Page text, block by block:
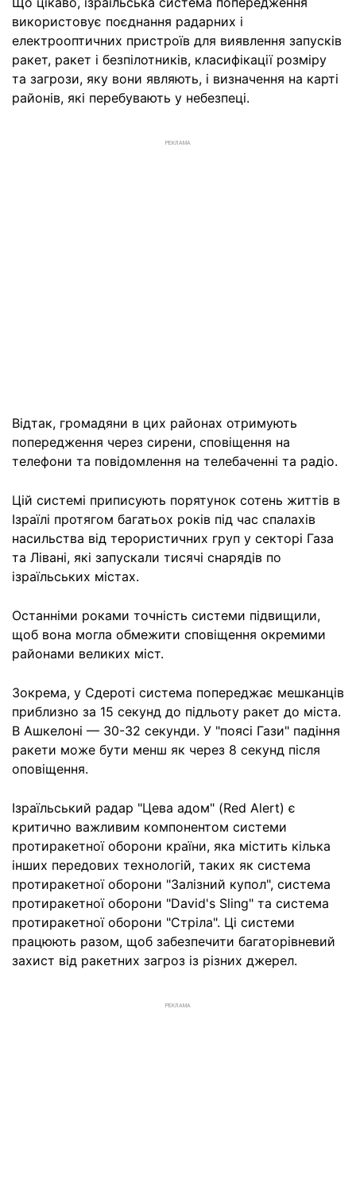
використовує поєднання радарних і
електрооптичних пристроїв для виявлення запусків
ракет, ракет і безпілотників, класифікації розміру
та загрози, яку вони являють, і визначення на карті
районів, які перебувають у небезпеці.
РЕКЛАМА
Відтак, громадяни в цих районах отримують
попередження через сирени, сповіщення на
телефони та повідомлення на телебаченні та радіо.
Цій системі приписують порятунок сотень життів в
Ізраїлі протягом багатьох років під час спалахів
насильства від терористичних груп у секторі Газа
та Лівані, які запускали тисячі снарядів по
ізраїльських містах.
Останніми роками точність системи підвищили,
щоб вона могла обмежити сповіщення окремими
районами великих міст.
Зокрема, у Сдероті система попереджає мешканців
приблизно за 15 секунд до підльоту ракет до міста.
В Ашкелоні — 30-32 секунди. У "поясі Гази" падіння
ракети може бути менш як через 8 секунд після
оповіщення.
Ізраїльський радар "Цева адом" (Red Alert) є
критично важливим компонентом системи
протиракетної оборони країни, яка містить кілька
інших передових технологій, таких як система
протиракетної оборони "Залізний купол", система
протиракетної оборони "David's Sling" та система
протиракетної оборони "Стріла". Ці системи
працюють разом, щоб забезпечити багаторівневий
захист від ракетних загроз із різних джерел.
РЕКЛАМА